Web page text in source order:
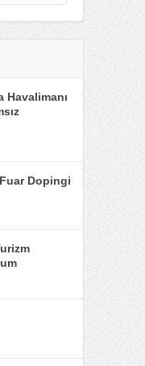
Havalimanı
Dopingi